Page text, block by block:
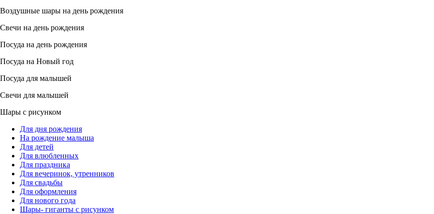
Воздушные шары на день рождения
Свечи на день рождения
Посуда на день рождения
Посуда на Новый год
Посуда для малышей
Свечи для малышей
Шары с рисунком
Для дня рождения
На рождение малыша
Для детей
Для влюбленных
Для праздника
Для вечеринок, утренников
Для свадьбы
Для оформления
Для нового года
Шары- гиганты с рисунком